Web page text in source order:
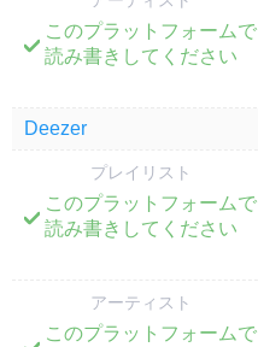
;
このプラットフォームで
読み書きしてください
Deezer
プレイリスト
;
このプラットフォームで
読み書きしてください
アーティスト
;
このプラットフォームで